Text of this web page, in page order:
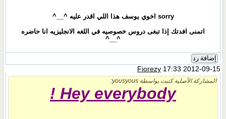
sorry اخوي يوسف هذا اللي اقدر عليه ^__^
اتمنى افدتك إذا تبغى دروس خصوصيه في اللغه الانجليزيه انا حاضره
^__^
إضافة رد
Fiorezy17:33 2012-09-15
المشاركة الأصلية كتبت بواسطة yousyous:
Hey everybody !